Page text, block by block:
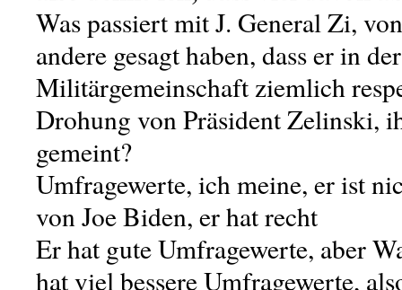
Was passiert mit J. General Zi,
andere gesagt haben, dass er in
Militärgemeinschaft ziemlich
Drohung von Präsident Zelinski,
gemeint?
Umfragewerte, ich meine, er ist
von Joe Biden, er hat recht
Er hat gute Umfragewerte, aber
hat viel bessere Umfragewerte,